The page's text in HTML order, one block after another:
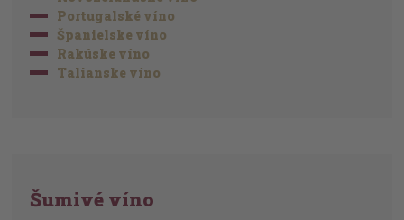
Portugalské víno
Španielske víno
Rakúske víno
Talianske víno
Šumivé víno